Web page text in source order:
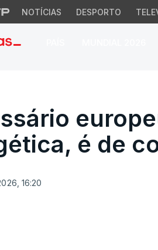
NOTÍCIAS DESPORTO
é de
16:20